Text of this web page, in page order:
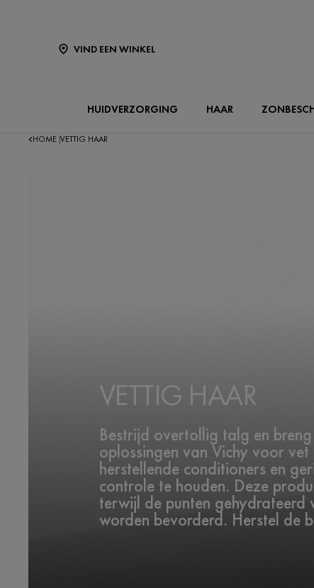
VIND EEN WINKEL
HUIDVERZORGING HAAR
HOME VETTIG HAAR
VETTIG HAAR
Bestrijd overtollig talg en
oplossingen van Vichy voor
herstellende conditioners en
controle te houden. Deze
terwijl de punten
worden bevorderd. Herstel de